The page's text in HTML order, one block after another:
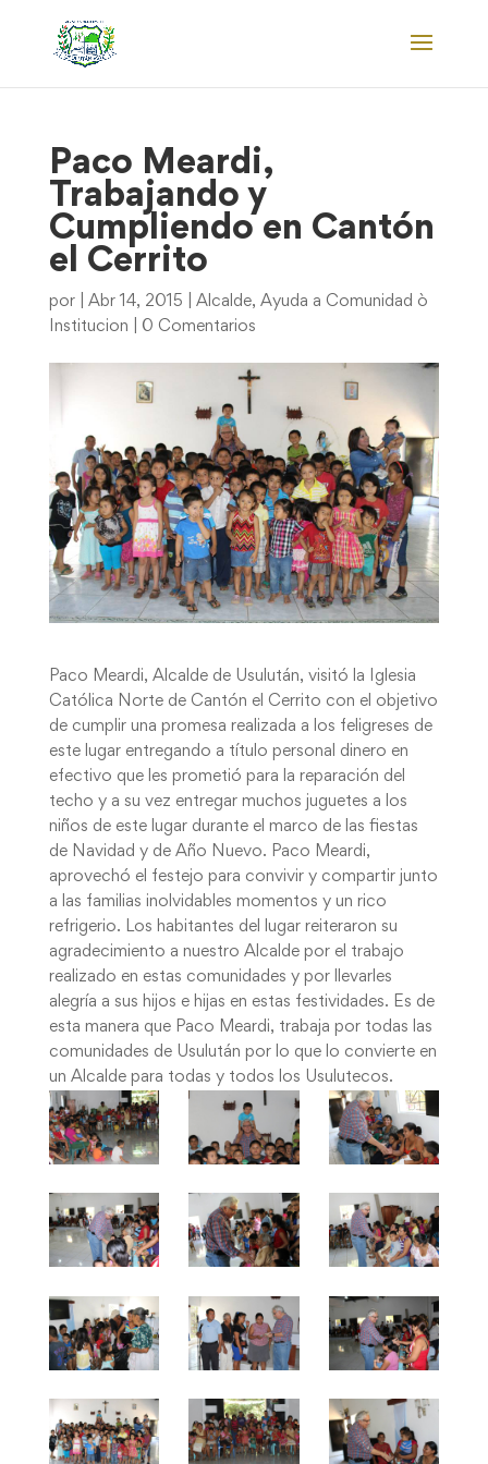
Paco Meardi,
Trabajando y
Cumpliendo en Cantón
el Cerrito
por Abr 14, 2015 Alcalde, Ayuda a Comunidad ò
Institucion
0 Comentarios
Paco Meardi, Alcalde de Usulután, visitó la Iglesia
Católica Norte de Cantón el Cerrito con el objetivo
de cumplir una promesa realizada a los feligreses de
este lugar entregando a título personal dinero en
efectivo que les prometió para la reparación del
techo y a su vez entregar muchos juguetes a los
niños de este lugar durante el marco de las fiestas
de Navidad y de Año Nuevo. Paco Meardi,
aprovechó el festejo para convivir y compartir junto
a las familias inolvidables momentos y un rico
refrigerio. Los habitantes del lugar reiteraron su
agradecimiento a nuestro Alcalde por el trabajo
realizado en estas comunidades y por llevarles
alegría a sus hijos e hijas en estas festividades. Es de
esta manera que Paco Meardi, trabaja por todas las
comunidades de Usulután por lo que lo convierte en
un Alcalde para todas y todos los Usulutecos.